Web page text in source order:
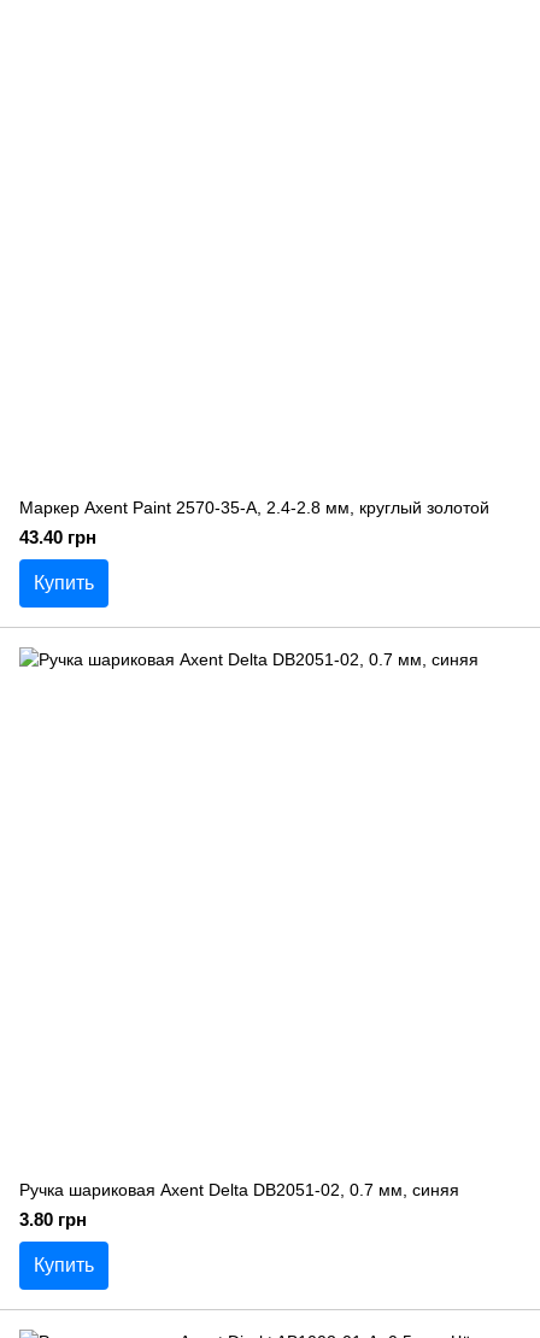
Маркер Axent Paint 2570-35-A, 2.4-2.8 мм, круглый золотой
43.40 грн
Купить
Ручка шариковая Axent Delta DB2051-02, 0.7 мм, синяя
3.80 грн
Купить